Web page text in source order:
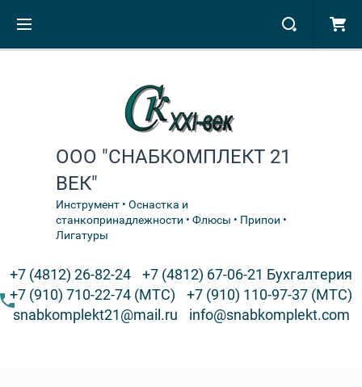
ООО "СНАБКОМПЛЕКТ 21
ВЕК"
Инструмент • Оснастка и
станкопринадлежности • Флюсы • Припои •
Лигатуры
+7 (4812) 26-82-24
+7 (4812) 67-06-21 Бухгалтерия
+7 (910) 710-22-74 (МТС)
+7 (910) 110-97-37 (МТС)
snabkomplekt21@mail.ru
info@snabkomplekt.com